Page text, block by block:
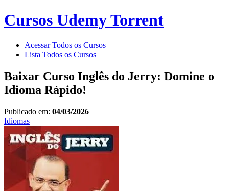
Cursos Udemy Torrent
Acessar Todos os Cursos
Lista Todos os Cursos
Baixar Curso Inglês do Jerry: Domine o
Idioma Rápido!
Publicado em: 04/03/2026
Idiomas